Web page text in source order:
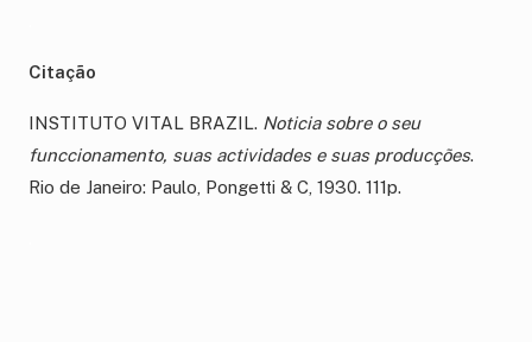
Citação
INSTITUTO VITAL BRAZIL. Noticia sobre o seu
funccionamento, suas actividades e suas producções.
Rio de Janeiro: Paulo, Pongetti & C, 1930. 111p.